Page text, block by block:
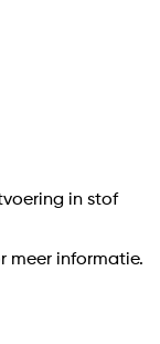
in stof
meer informatie.